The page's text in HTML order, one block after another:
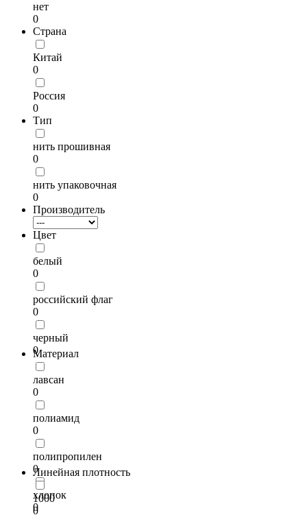
нет
0
Страна
Китай
0
Россия
0
Тип
нить прошивная
0
нить упаковочная
0
Производитель
Цвет
белый
0
российский флаг
0
черный
0
Материал
лавсан
0
полиамид
0
полипропилен
0
хлопок
0
Линейная плотность
1000
0